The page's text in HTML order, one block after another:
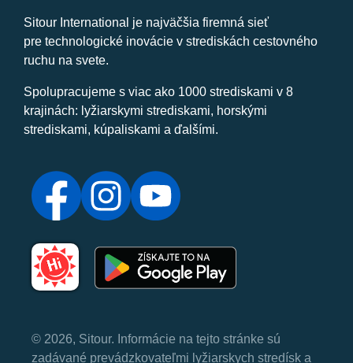
Sitour International je najväčšia firemná sieť
pre technologické inovácie v strediskách cestovného
ruchu na svete.
Spolupracujeme s viac ako 1000 strediskami v 8
krajinách: lyžiarskymi strediskami, horskými
strediskami, kúpaliskami a ďalšími.
© 2026, Sitour. Informácie na tejto stránke sú
zadávané prevádzkovateľmi lyžiarskych stredísk a